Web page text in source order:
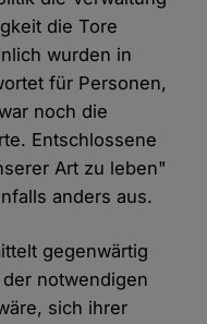
die Tore
wurden in
für Personen,
noch die
Entschlossene
Art zu leben"
anders aus.
gegenwärtig
notwendigen
sich ihrer